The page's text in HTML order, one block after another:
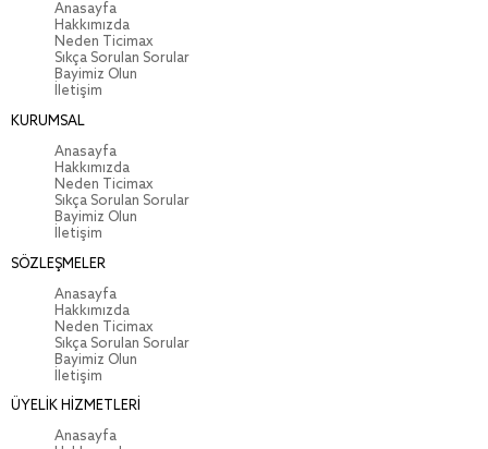
Anasayfa
Hakkımızda
Neden Ticimax
Sıkça Sorulan Sorular
Bayimiz Olun
İletişim
KURUMSAL
Anasayfa
Hakkımızda
Neden Ticimax
Sıkça Sorulan Sorular
Bayimiz Olun
İletişim
SÖZLEŞMELER
Anasayfa
Hakkımızda
Neden Ticimax
Sıkça Sorulan Sorular
Bayimiz Olun
İletişim
ÜYELİK HİZMETLERİ
Anasayfa